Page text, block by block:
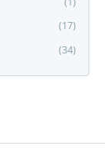
(17)
(34)